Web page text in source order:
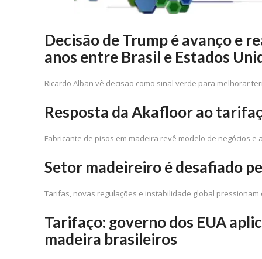
Decisão de Trump é avanço e
anos entre Brasil e Estados
Ricardo Alban vê decisão como sinal verde para melhorar
Resposta da Akafloor ao
Fabricante de pisos em madeira revê modelo de negócios
Setor madeireiro é desafiado
Tarifas, novas regulações e instabilidade global
Tarifaço: governo dos EUA
madeira brasileiros